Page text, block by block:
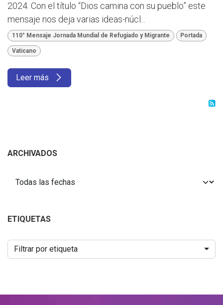
2024. Con el título “Dios camina con su pueblo” este
mensaje nos deja varias ideas-núcl...
110° Mensaje Jornada Mundial de Refugiado y Migrante Portada
Vaticano
Leer más
ARCHIVADOS
ETIQUETAS
Filtrar por etiqueta